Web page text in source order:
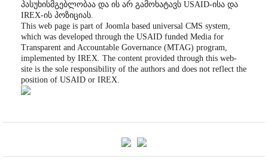
პასუხისმგებლობაა და ის არ გამოხატავს USAID-ისა და
IREX-ის პოზიციას.
This web page is part of Joomla based universal CMS system,
which was developed through the USAID funded Media for
Transparent and Accountable Governance (MTAG) program,
implemented by IREX. The content provided through this web-
site is the sole responsibility of the authors and does not reflect the
position of USAID or IREX.